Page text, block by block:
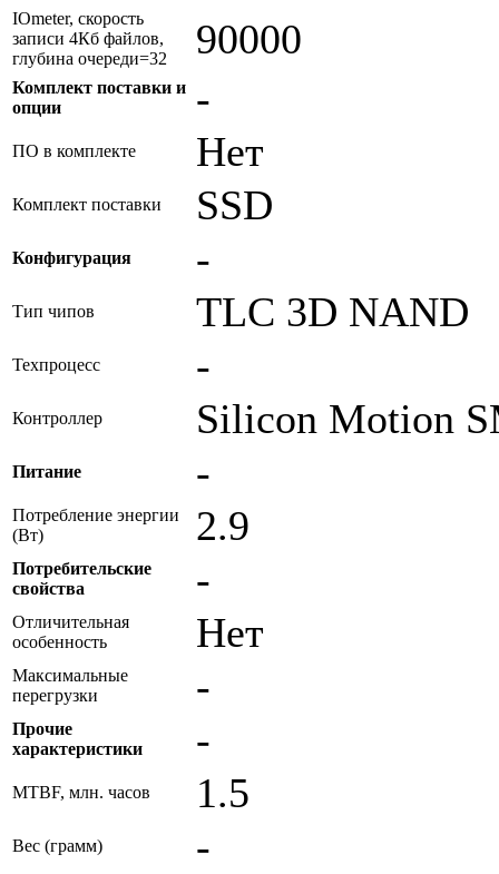
IOmeter, скорость
записи 4Кб файлов,
глубина очереди=32
90000
Комплект поставки и
опции
-
ПО в комплекте Нет
Комплект поставки SSD
Конфигурация -
Тип чипов TLC 3D NAND
Техпроцесс -
Контроллер Silicon Motion
Питание -
Потребление энергии
(Вт)
2.9
Потребительские
свойства
-
Отличительная
особенность
Нет
Максимальные
перегрузки
-
Прочие
характеристики
-
MTBF, млн. часов 1.5
Вес (грамм) -